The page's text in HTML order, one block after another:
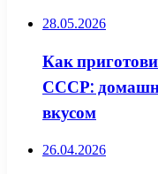
28.05.2026
Как
СССР:
вкусом
26.04.2026